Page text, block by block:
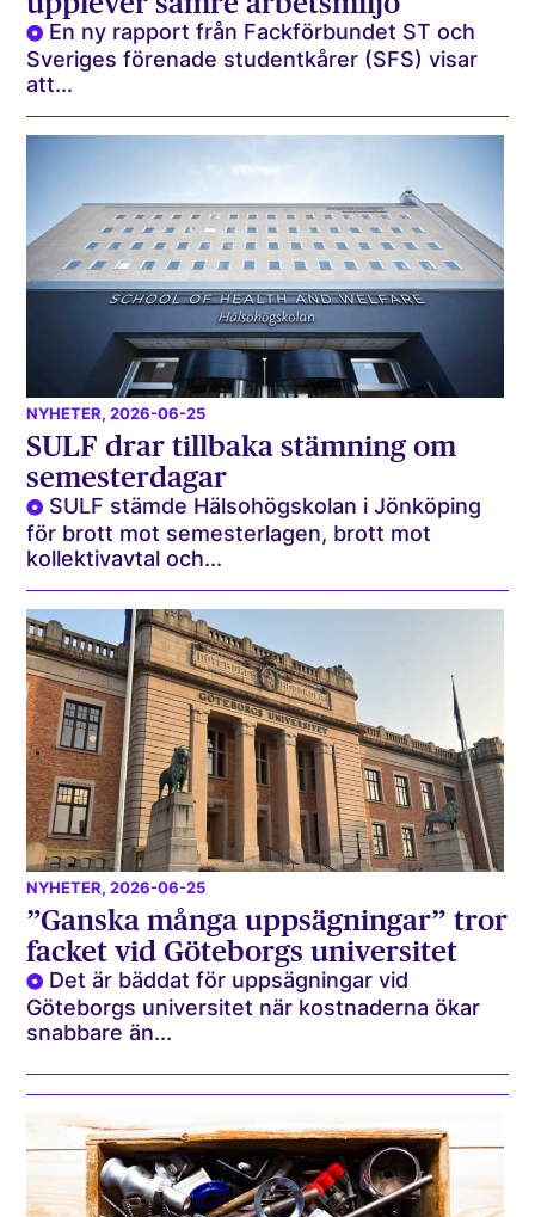
En ny rapport från Fackförbundet ST och
Sveriges förenade studentkårer (SFS) visar
att...
NYHETER, 2026-06-25
SULF drar tillbaka stämning om
semesterdagar
SULF stämde Hälsohögskolan i Jönköping
för brott mot semesterlagen, brott mot
kollektivavtal och...
NYHETER, 2026-06-25
”Ganska många uppsägningar” tror
facket vid Göteborgs universitet
Det är bäddat för uppsägningar vid
Göteborgs universitet när kostnaderna ökar
snabbare än...